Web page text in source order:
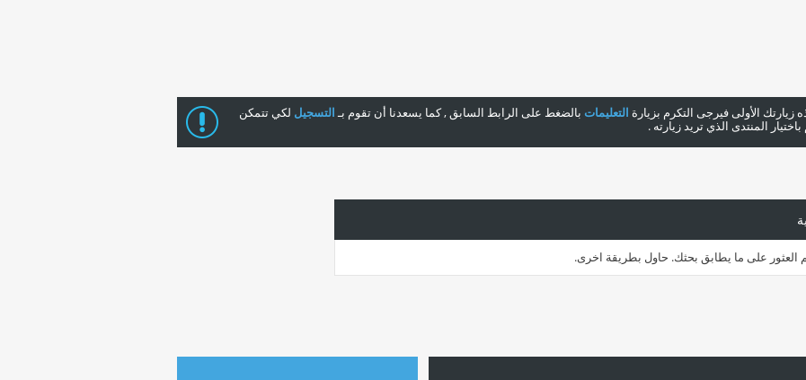
زيارتك الأولى فيرجى التكرم بزيارة التعليمات بالضغط على الرابط السابق , كما يسعدنا أن تقوم بـالتسجيل لكي تتمكن
المنتدى الذي تريد زيارته .
العثور على ما يطابق بحثك. حاول بطريقة اخرى.